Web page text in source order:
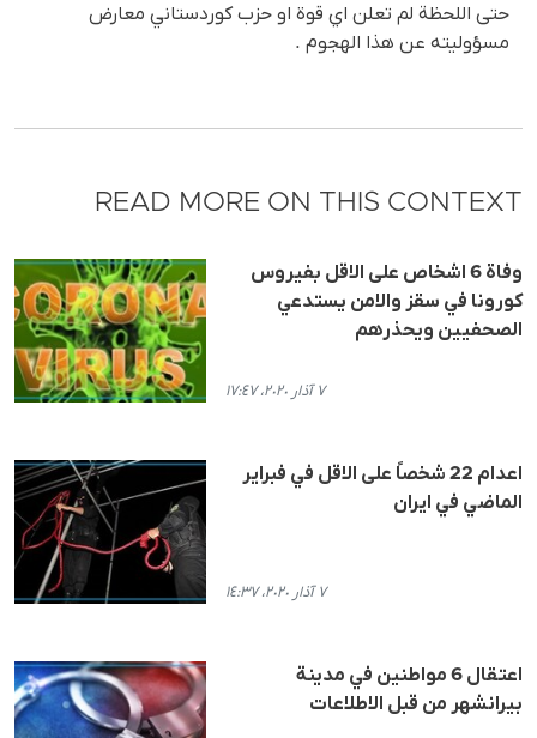
حتى اللحظة لم تعلن اي قوة او حزب كوردستاني معارض
مسؤوليته عن هذا الهجوم .
READ MORE ON THIS CONTEXT
وفاة 6 اشخاص على الاقل بفيروس
كورونا في سقز والامن يستدعي
الصحفيين ويحذرهم
٧ آذار ٢٠٢٠، ١٧:٤٧
اعدام 22 شخصاً على الاقل في فبراير
الماضي في ايران
٧ آذار ٢٠٢٠، ١٤:٣٧
اعتقال 6 مواطنين في مدينة
بيرانشهر من قبل الاطلاعات